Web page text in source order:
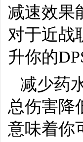
减速效果
对于近战
升你的
减少药
总伤害降
意味着你